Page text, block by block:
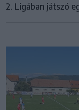
2. Ligában játszó